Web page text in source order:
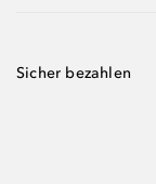
Sicher bezahlen